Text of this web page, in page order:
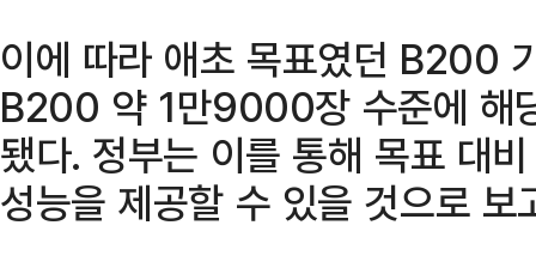
이에 따라 애초 목표였던 B200
B200 약 1만9000장 수준에 해
됐다. 정부는 이를 통해 목표 대
성능을 제공할 수 있을 것으로 보